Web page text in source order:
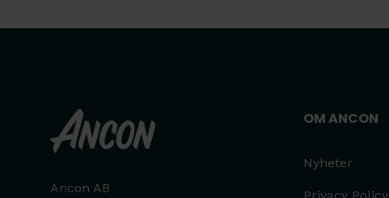
Ancon AB
OM ANCON
Nyheter